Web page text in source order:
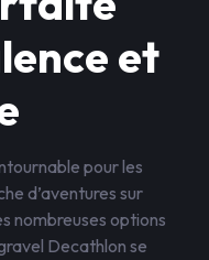
et
pour les
d’aventures sur
nombreuses options
Decathlon se